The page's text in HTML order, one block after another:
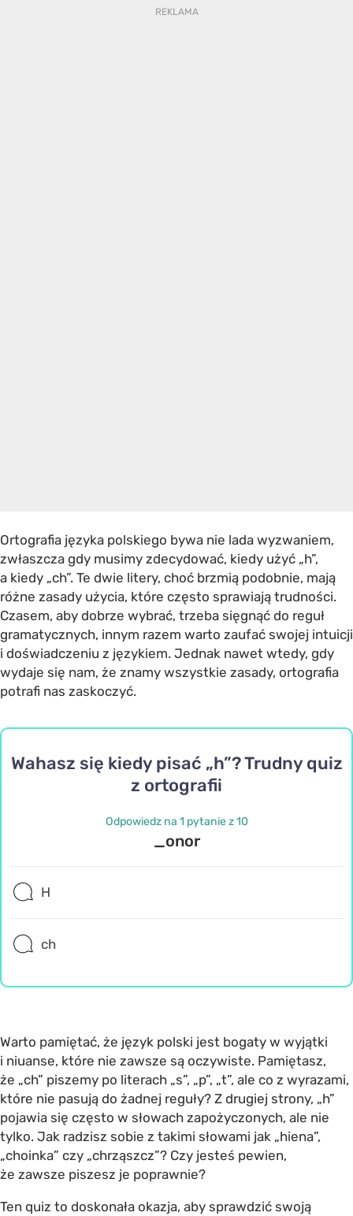
Ortografia języka polskiego bywa nie lada wyzwaniem,
zwłaszcza gdy musimy zdecydować, kiedy użyć „h”,
a kiedy „ch”. Te dwie litery, choć brzmią podobnie, mają
różne zasady użycia, które często sprawiają trudności.
Czasem, aby dobrze wybrać, trzeba sięgnąć do reguł
gramatycznych, innym razem warto zaufać swojej intuicji
i doświadczeniu z językiem. Jednak nawet wtedy, gdy
wydaje się nam, że znamy wszystkie zasady, ortografia
potrafi nas zaskoczyć.
Wahasz się kiedy pisać „h”? Trudny quiz
z ortografii
Odpowiedz na 1 pytanie z 10
_onor
H
ch
Warto pamiętać, że język polski jest bogaty w wyjątki
i niuanse, które nie zawsze są oczywiste. Pamiętasz,
że „ch” piszemy po literach „s”, „p”, „t”, ale co z wyrazami,
które nie pasują do żadnej reguły? Z drugiej strony, „h”
pojawia się często w słowach zapożyczonych, ale nie
tylko. Jak radzisz sobie z takimi słowami jak „hiena”,
„choinka” czy „chrząszcz”? Czy jesteś pewien,
że zawsze piszesz je poprawnie?
Ten quiz to doskonała okazja, aby sprawdzić swoją